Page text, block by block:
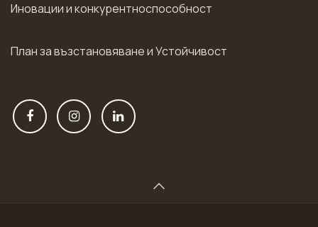
Иновации и конкурентноспособност
План за възстановяване и Устойчивост